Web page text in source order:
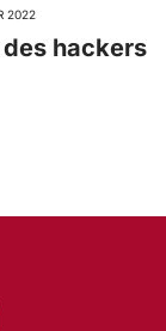
2022
hackers